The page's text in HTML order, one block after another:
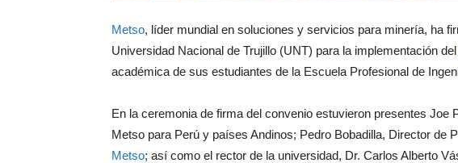
Metso, líder mundial en soluciones y servicios para minería, ha
Universidad Nacional de Trujillo (UNT) para la implementación del
académica de sus estudiantes de la Escuela Profesional de
En la ceremonia de firma del convenio estuvieron presentes Joe
Metso para Perú y países Andinos; Pedro Bobadilla, Director de
Metso; así como el rector de la universidad, Dr. Carlos Alberto